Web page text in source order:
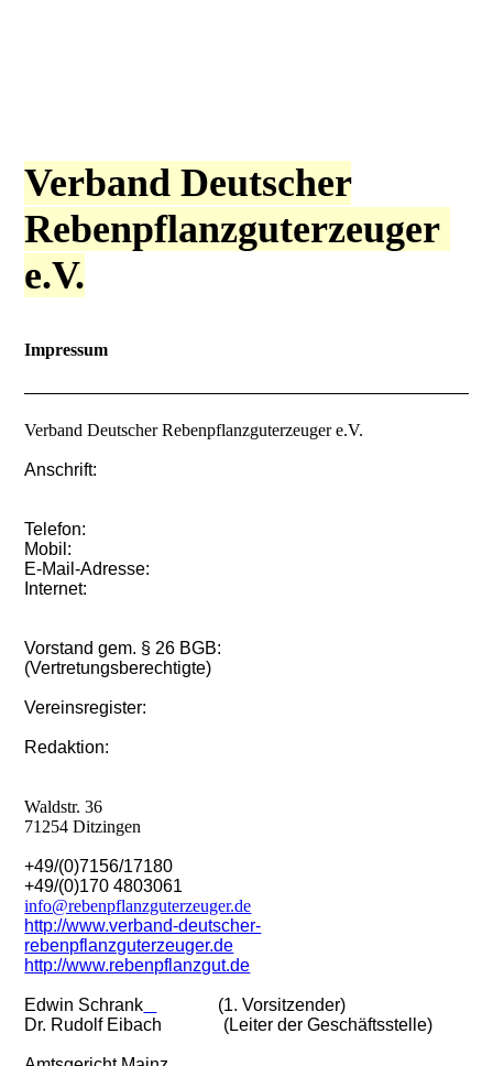
Verband Deutscher
Rebenpflanzguterzeuger
e.V.
Impressum
Verband Deutscher Rebenpflanzguterzeuger e.V.
Anschrift:
Telefon:
Mobil:
E-Mail-Adresse:
Internet:
Vorstand gem. § 26 BGB:
(Vertretungsberechtigte)
Vereinsregister:
Redaktion:
Waldstr. 36
71254 Ditzingen
+49/(0)7156/17180
+49/(0)170 4803061
info@rebenpflanzguterzeuger.de
http://www.verband-deutscher-
rebenpflanzguterzeuger.de
http://www.rebenpflanzgut.de
Edwin Schrank
(1. Vorsitzender)
Dr. Rudolf Eibach (Leiter der Geschäftsstelle)